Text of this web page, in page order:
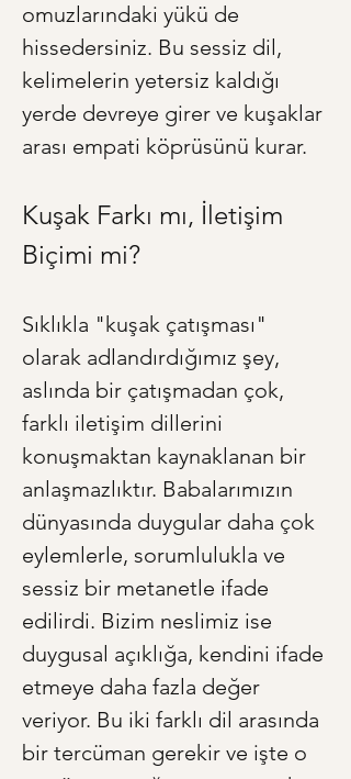
omuzlarındaki yükü de
hissedersiniz. Bu sessiz dil,
kelimelerin yetersiz kaldığı
yerde devreye girer ve kuşaklar
arası empati köprüsünü kurar.
Kuşak Farkı mı, İletişim
Biçimi mi?
Sıklıkla "kuşak çatışması"
olarak adlandırdığımız şey,
aslında bir çatışmadan çok,
farklı iletişim dillerini
konuşmaktan kaynaklanan bir
anlaşmazlıktır. Babalarımızın
dünyasında duygular daha çok
eylemlerle, sorumlulukla ve
sessiz bir metanetle ifade
edilirdi. Bizim neslimiz ise
duygusal açıklığa, kendini ifade
etmeye daha fazla değer
veriyor. Bu iki farklı dil arasında
bir tercüman gerekir ve işte o